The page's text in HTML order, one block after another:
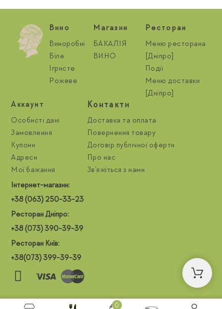
0
Вино
Виноробні
Біле
Ігристе
Рожеве
Магазин
БАКАЛІЯ
ВИНО
Ресторан
Меню ресторана
[Дніпро]
Події
Меню доставки
[Дніпро]
Aккаунт
Особисті дані
Замовлення
Купони
Адреси
Мої бажання
Контакти
Доставка та оплата
Повернення товару
Договір публічної оферти
Про нас
Зв'яжіться з нами
Інтернет-магазин:
+38 (063) 250-33-23
Ресторан Дніпро:
+38 (073) 390-39-39
Ресторан Київ:
+38(073) 399-39-39